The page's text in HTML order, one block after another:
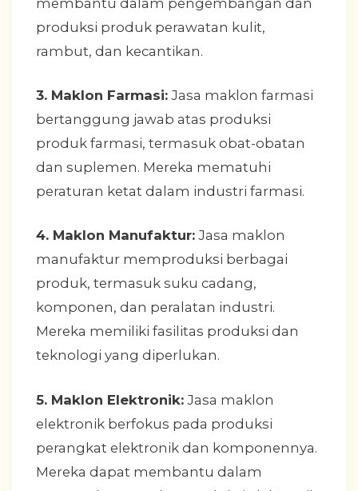
produksi produk perawatan kulit,
rambut, dan kecantikan.
3. Maklon Farmasi: Jasa maklon farmasi
bertanggung jawab atas produksi
produk farmasi, termasuk obat-obatan
dan suplemen. Mereka mematuhi
peraturan ketat dalam industri farmasi.
4. Maklon Manufaktur: Jasa maklon
manufaktur memproduksi berbagai
produk, termasuk suku cadang,
komponen, dan peralatan industri.
Mereka memiliki fasilitas produksi dan
teknologi yang diperlukan.
5. Maklon Elektronik: Jasa maklon
elektronik berfokus pada produksi
perangkat elektronik dan komponennya.
Mereka dapat membantu dalam